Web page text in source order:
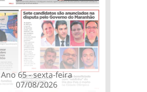
Ano 65 - sexta-feira
07/08/2026